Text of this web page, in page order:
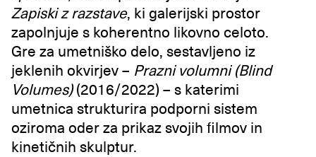
Zapiski z razstave, ki galerijski prostor
zapolnjuje s koherentno likovno celoto.
Gre za umetniško delo, sestavljeno iz
jeklenih okvirjev – Prazni volumni (Blind
Volumes)(2016/2022) – s katerimi
umetnica strukturira podporni sistem
oziroma oder za prikaz svojih filmov in
kinetičnih skulptur.